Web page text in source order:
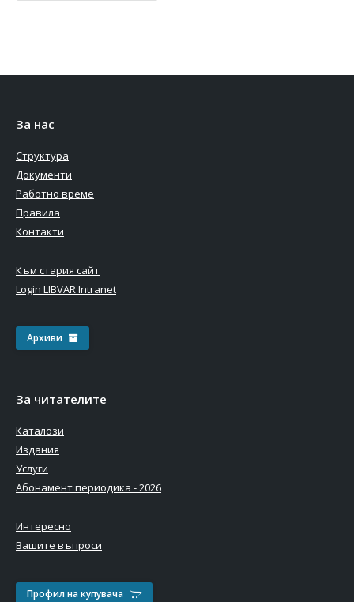
За нас
Структура
Документи
Работно време
Правила
Контакти
Към стария сайт
Login LIBVAR Intranet
Архиви
За читателите
Каталози
Издания
Услуги
Абонамент периодика - 2026
Интересно
Вашите въпроси
Профил на купувача